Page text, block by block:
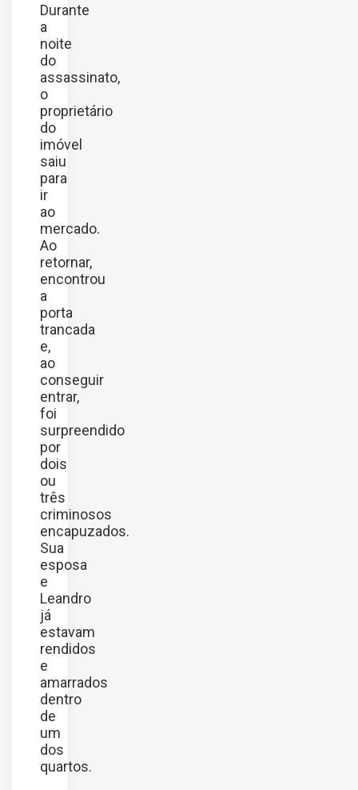
Durante
a
noite
do
assassinato,
o
proprietário
do
imóvel
saiu
para
ir
ao
mercado.
Ao
retornar,
encontrou
a
porta
trancada
e,
ao
conseguir
entrar,
foi
surpreendido
por
dois
ou
três
criminosos
encapuzados.
Sua
esposa
e
Leandro
já
estavam
rendidos
e
amarrados
dentro
de
um
dos
quartos.